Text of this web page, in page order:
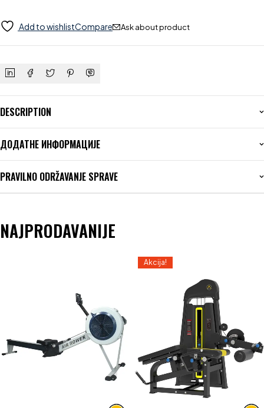
Add to wishlistCompare Ask about product
DESCRIPTION
ДОДАТНЕ ИНФОРМАЦИЈЕ
PRAVILNO ODRŽAVANJE SPRAVE
NAJPRODAVANIJE
Akcija!